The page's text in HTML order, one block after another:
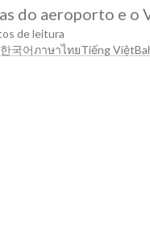
do aeroporto e o
de leitura
한국어ภาษาไทยTiếng Việt